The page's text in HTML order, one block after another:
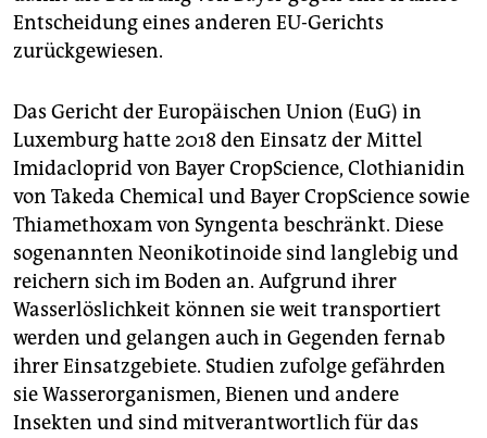
Entscheidung eines anderen EU-Gerichts
zurückgewiesen.
Das Gericht der Europäischen Union (EuG) in
Luxemburg hatte 2018 den Einsatz der Mittel
Imidacloprid von Bayer CropScience, Clothianidin
von Takeda Chemical und Bayer CropScience sowie
Thiamethoxam von Syngenta beschränkt. Diese
sogenannten Neonikotinoide sind langlebig und
reichern sich im Boden an. Aufgrund ihrer
Wasserlöslichkeit können sie weit transportiert
werden und gelangen auch in Gegenden fernab
ihrer Einsatzgebiete. Studien zufolge gefährden
sie Wasserorganismen, Bienen und andere
Insekten und sind mitverantwortlich für das